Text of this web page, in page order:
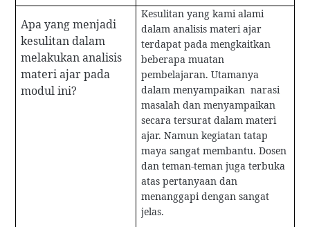
Apa yang menjadi
kesulitan dalam
melakukan analisis
materi ajar pada
modul ini?
Kesulitan yang kami alami
dalam analisis materi ajar
terdapat pada mengkaitkan
beberapa muatan
pembelajaran. Utamanya
dalam menyampaikan narasi
masalah dan menyampaikan
secara tersurat dalam materi
ajar. Namun kegiatan tatap
maya sangat membantu. Dosen
dan teman-teman juga terbuka
atas pertanyaan dan
menanggapi dengan sangat
jelas.